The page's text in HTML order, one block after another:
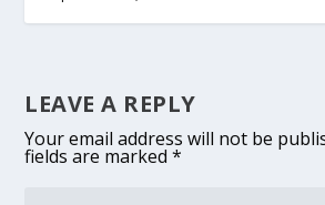
LEAVE A REPLY
Your email address will not be
fields are marked*